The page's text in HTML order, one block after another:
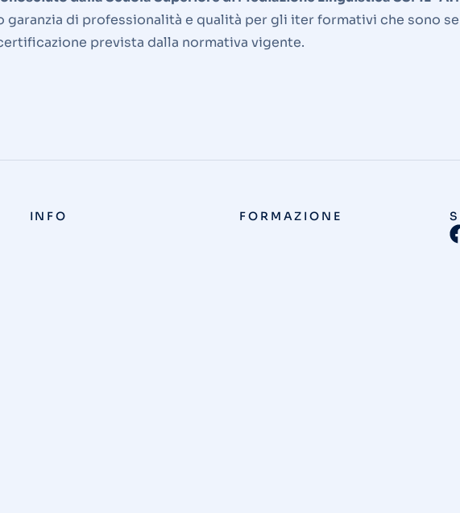
garanzia di professionalità e qualità per gli iter formativi che sono
prevista dalla normativa vigente.
INFO FORMAZIONE